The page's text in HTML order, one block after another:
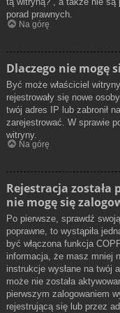
porad prawnych.
Na górę
Dlaczego nie mogę
Być może właściciel
rejestrowały się nowe
twój adres IP lub zabronił
zarejestrować. W sprawie
witryny.
Na górę
Rejestracja
nie mogę się
Po pierwsze, sprawdź
poprawne, to wystąpiła
być włączona funkcja
informacja, że masz mniej
instrukcje wysłane na twój
może nie została
pierwszym zalogowaniem
rejestrującą się lub przez